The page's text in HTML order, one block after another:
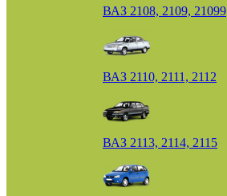
ВАЗ 2108, 2109, 21099
ВАЗ 2110, 2111, 2112
ВАЗ 2113, 2114, 2115